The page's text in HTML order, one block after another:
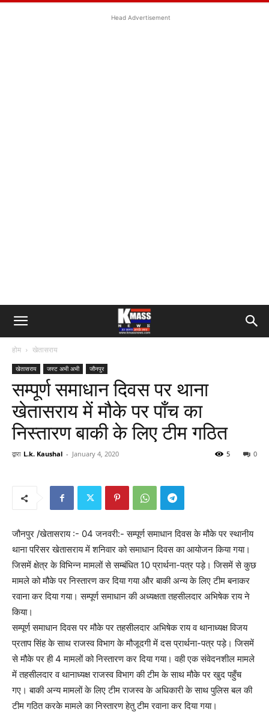
Head Advertisement
होम खेतासराय
खेतासराय जस्ट अभी अभी जौनपुर
सम्पूर्ण समाधान दिवस पर थाना
खेतासराय में मौके पर पाँच का
निस्तारण बाकी के लिए टीम गठित
द्वारा L.k. Kaushal - January 4, 2020 0
5
जौनपुर /खेतासराय :- 04 जनवरी:- सम्पूर्ण समाधान दिवस के मौके पर स्थानीय
थाना परिसर खेतासराय में शनिवार को समाधान दिवस का आयोजन किया गया।
जिसमें क्षेत्र के विभिन्न मामलों से सम्बंधित 10 प्रार्थना-पत्र पड़े। जिसमें से कुछ
मामले को मौके पर निस्तारण कर दिया गया और बाकी अन्य के लिए टीम बनाकर
रवाना कर दिया गया। सम्पूर्ण समाधान की अध्यक्षता तहसीलदार अभिषेक राय ने
किया।
सम्पूर्ण समाधान दिवस पर मौके पर तहसीलदार अभिषेक राय व थानाध्यक्ष विजय
प्रताप सिंह के साथ राजस्व विभाग के मौजूदगी में दस प्रार्थना-पत्र पड़े। जिसमें
से मौके पर ही 4 मामलों को निस्तारण कर दिया गया। वही एक संवेदनशील मामले
में तहसीलदार व थानाध्यक्ष राजस्व विभाग की टीम के साथ मौके पर खुद पहुँच
गए। बाकी अन्य मामलों के लिए टीम राजस्व के अधिकारी के साथ पुलिस बल की
टीम गठित करके मामले का निस्तारण हेतु टीम रवाना कर दिया गया।